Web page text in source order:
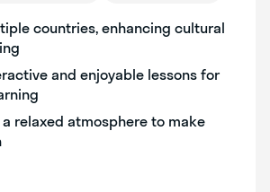
countries, enhancing cultural
and enjoyable lessons for
a relaxed atmosphere to make